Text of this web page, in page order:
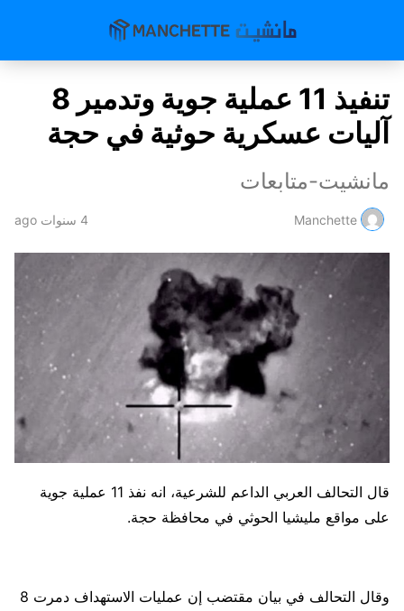
تنفيذ 11 عملية جوية وتدمير 8
آليات عسكرية حوثية في حجة
مانشيت-متابعات
Manchette 4 سنوات ago
قال التحالف العربي الداعم للشرعية، انه نفذ 11 عملية جوية
على مواقع مليشيا الحوثي في محافظة حجة.
وقال التحالف في بيان مقتضب إن عمليات الاستهداف دمرت 8